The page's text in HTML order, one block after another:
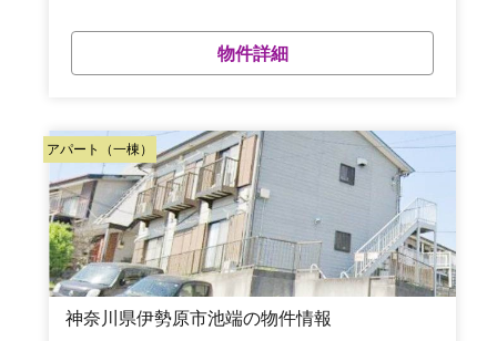
物件詳細
アパート（一棟）
神奈川県伊勢原市池端の物件情報